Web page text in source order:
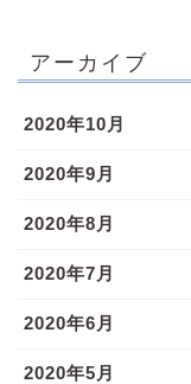
アーカイブ
2020年10月
2020年9月
2020年8月
2020年7月
2020年6月
2020年5月